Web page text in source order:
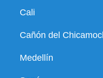
Cali
Cañón del
Medellín